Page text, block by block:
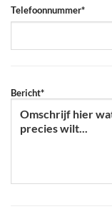
Telefoonnummer*
Bericht*